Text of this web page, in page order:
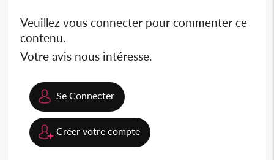
Veuillez vous connecter pour commenter ce
contenu.
Votre avis nous intéresse.
Se Connecter
Créer votre compte